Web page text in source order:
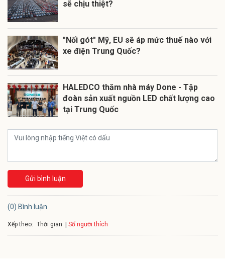
sẽ chịu thiệt?
"Nối gót" Mỹ, EU sẽ áp mức thuế nào với
xe điện Trung Quốc?
HALEDCO thăm nhà máy Done - Tập
đoàn sản xuất nguồn LED chất lượng cao
tại Trung Quốc
Gửi bình luận
(0) Bình luận
Xếp theo: Thời gian Số người thích